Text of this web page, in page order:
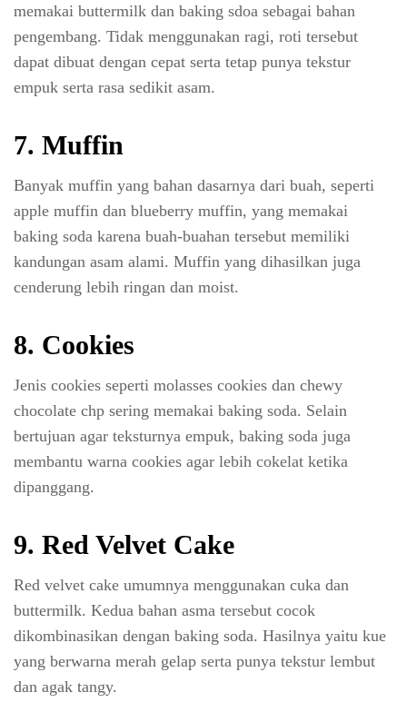
memakai buttermilk dan baking sdoa sebagai bahan
pengembang. Tidak menggunakan ragi, roti tersebut
dapat dibuat dengan cepat serta tetap punya tekstur
empuk serta rasa sedikit asam.
7. Muffin
Banyak muffin yang bahan dasarnya dari buah, seperti
apple muffin dan blueberry muffin, yang memakai
baking soda karena buah-buahan tersebut memiliki
kandungan asam alami. Muffin yang dihasilkan juga
cenderung lebih ringan dan moist.
8. Cookies
Jenis cookies seperti molasses cookies dan chewy
chocolate chp sering memakai baking soda. Selain
bertujuan agar teksturnya empuk, baking soda juga
membantu warna cookies agar lebih cokelat ketika
dipanggang.
9. Red Velvet Cake
Red velvet cake umumnya menggunakan cuka dan
buttermilk. Kedua bahan asma tersebut cocok
dikombinasikan dengan baking soda. Hasilnya yaitu kue
yang berwarna merah gelap serta punya tekstur lembut
dan agak tangy.